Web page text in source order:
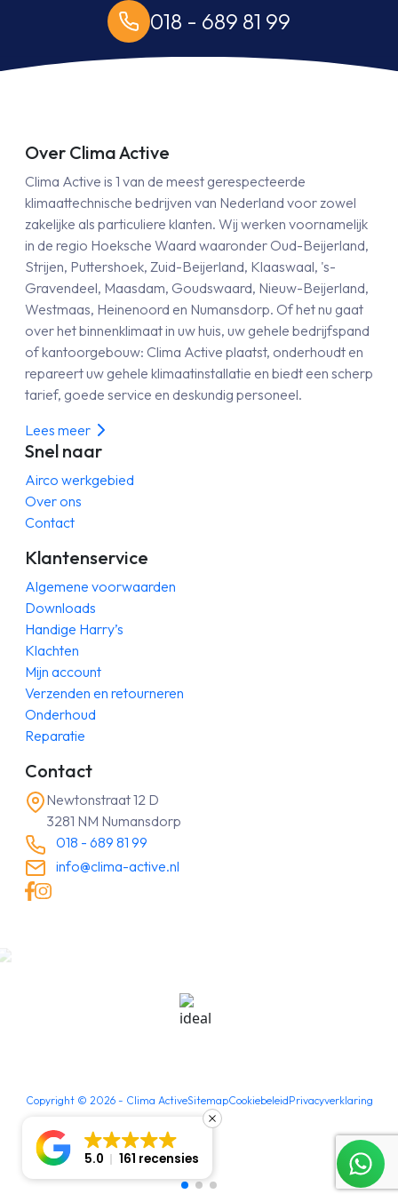
5.0 161 recensies
018 - 689 81 99
Over Clima Active
Clima Active is 1 van de meest gerespecteerde
klimaattechnische bedrijven van Nederland voor zowel
zakelijke als particuliere klanten. Wij werken voornamelijk
in de regio Hoeksche Waard waaronder Oud-Beijerland,
Strijen, Puttershoek, Zuid-Beijerland, Klaaswaal, 's-
Gravendeel, Maasdam, Goudswaard, Nieuw-Beijerland,
Westmaas, Heinenoord en Numansdorp. Of het nu gaat
over het binnenklimaat in uw huis, uw gehele bedrijfspand
of kantoorgebouw: Clima Active plaatst, onderhoudt en
repareert uw gehele klimaatinstallatie en biedt een scherp
tarief, goede service en deskundig personeel.
Lees meer
Snel naar
Airco werkgebied
Over ons
Contact
Klantenservice
Algemene voorwaarden
Downloads
Handige Harry’s
Klachten
Mijn account
Verzenden en retourneren
Onderhoud
Reparatie
Contact
Newtonstraat 12 D
3281 NM Numansdorp
018 - 689 81 99
info@clima-active.nl
Copyright © 2026- Clima ActiveSitemapCookiebeleidPrivacyverklaring